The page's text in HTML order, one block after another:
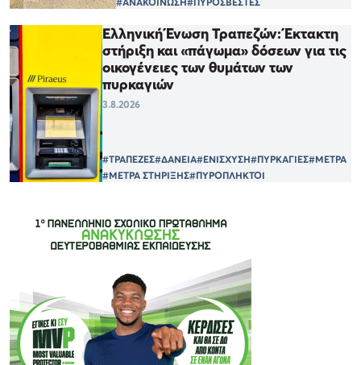
Ελληνική Ένωση Τραπεζών: Έκτακτη
στήριξη και «πάγωμα» δόσεων για τις
οικογένειες των θυμάτων των
πυρκαγιών
3.8.2026
#ΤΡΑΠΕΖΕΣ#ΔΑΝΕΙΑ#ΕΝΙΣΧΥΣΗ#ΠΥΡΚΑΓΙΕΣ#ΜΕΤΡΑ
#ΜΕΤΡΑ ΣΤΗΡΙΞΗΣ#ΠΥΡΟΠΛΗΚΤΟΙ